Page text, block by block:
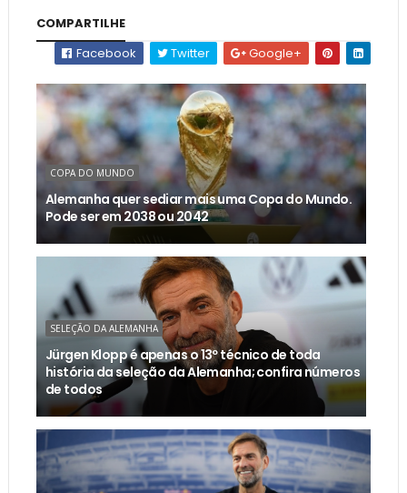
COMPARTILHE
Facebook
Twitter Google+
COPA DO MUNDO
Alemanha quer sediar mais uma Copa do Mundo.
Pode ser em 2038 ou 2042
SELEÇÃO DA ALEMANHA
Jürgen Klopp é apenas o 13º técnico de toda
história da seleção da Alemanha; confira números
de todos